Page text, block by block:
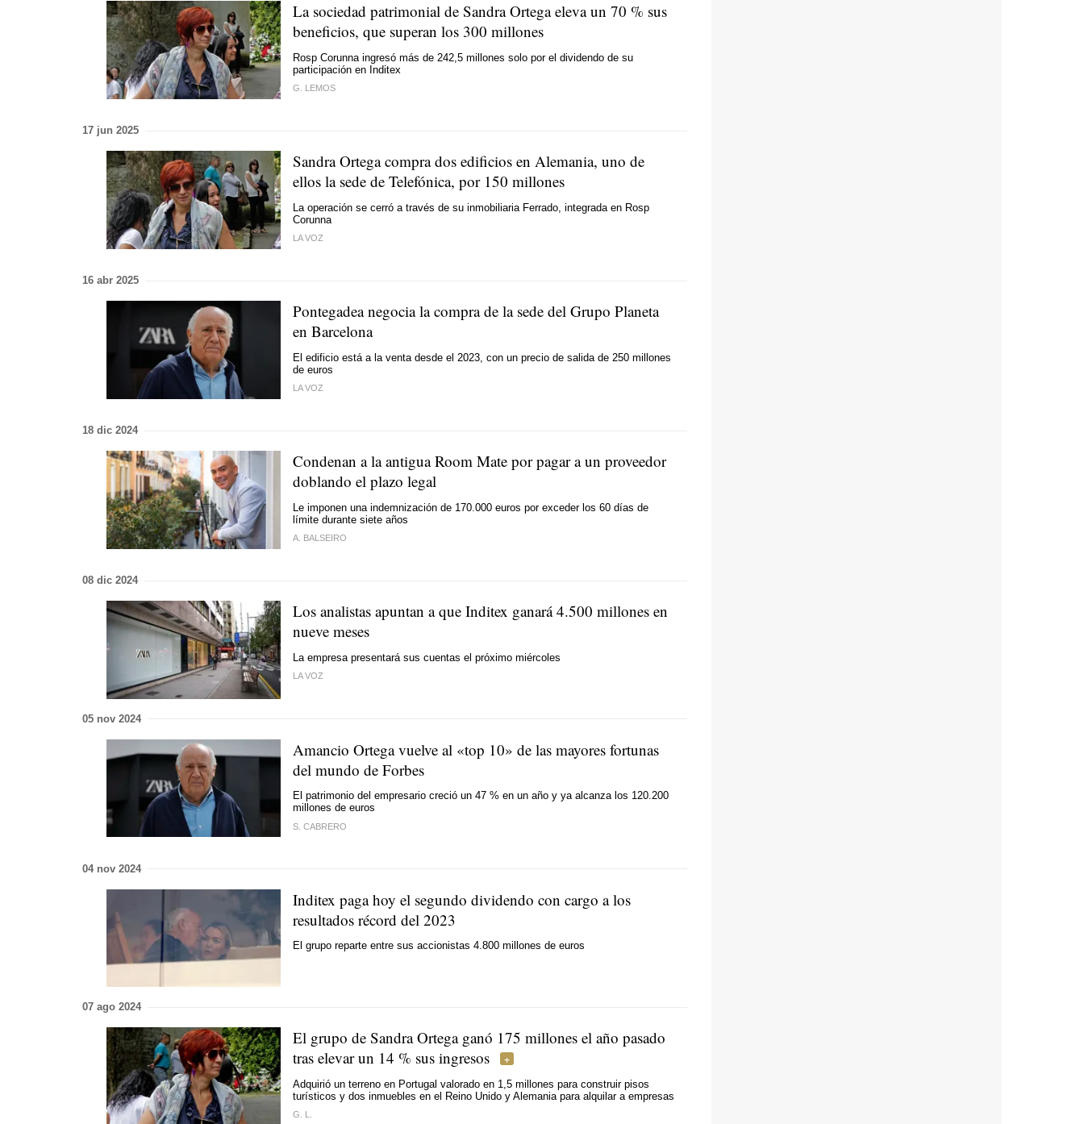
La sociedad patrimonial de Sandra Ortega eleva un 70 % sus
beneficios, que superan los 300 millones
Rosp Corunna ingresó más de 242,5 millones solo por el dividendo de su
participación en Inditex
G. LEMOS
17 jun 2025
Sandra Ortega compra dos edificios en Alemania, uno de
ellos la sede de Telefónica, por 150 millones
La operación se cerró a través de su inmobiliaria Ferrado, integrada en Rosp
Corunna
LA VOZ
16 abr 2025
Pontegadea negocia la compra de la sede del Grupo Planeta
en Barcelona
El edificio está a la venta desde el 2023, con un precio de salida de 250 millones
de euros
LA VOZ
18 dic 2024
Condenan a la antigua Room Mate por pagar a un proveedor
doblando el plazo legal
Le imponen una indemnización de 170.000 euros por exceder los 60 días de
límite durante siete años
A. BALSEIRO
08 dic 2024
Los analistas apuntan a que Inditex ganará 4.500 millones en
nueve meses
La empresa presentará sus cuentas el próximo miércoles
LA VOZ
05 nov 2024
Amancio Ortega vuelve al «top 10» de las mayores fortunas
del mundo de Forbes
El patrimonio del empresario creció un 47 % en un año y ya alcanza los 120.200
millones de euros
S. CABRERO
04 nov 2024
Inditex paga hoy el segundo dividendo con cargo a los
resultados récord del 2023
El grupo reparte entre sus accionistas 4.800 millones de euros
07 ago 2024
El grupo de Sandra Ortega ganó 175 millones el año pasado
tras elevar un 14 % sus ingresos
Adquirió un terreno en Portugal valorado en 1,5 millones para construir pisos
turísticos y dos inmuebles en el Reino Unido y Alemania para alquilar a empresas
G. L.